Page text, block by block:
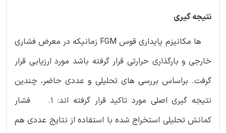
نتیجه گیری
ها مکانیزم پایداری قوس FGM زمانیکه در معرض فشاری
خارجی و بارگذاری حرارتی قرار گرفته باشد مورد ارزیابی قرار
گرفت. براساس بررسی های تحلیلی و عددی حاضر، چندین
نتیجه گیری اصلی مورد تاکید قرار گرفته اند: 1. فشار
کمانش تحلیلی استخراج شده با استفاده از نتایج عددی هم